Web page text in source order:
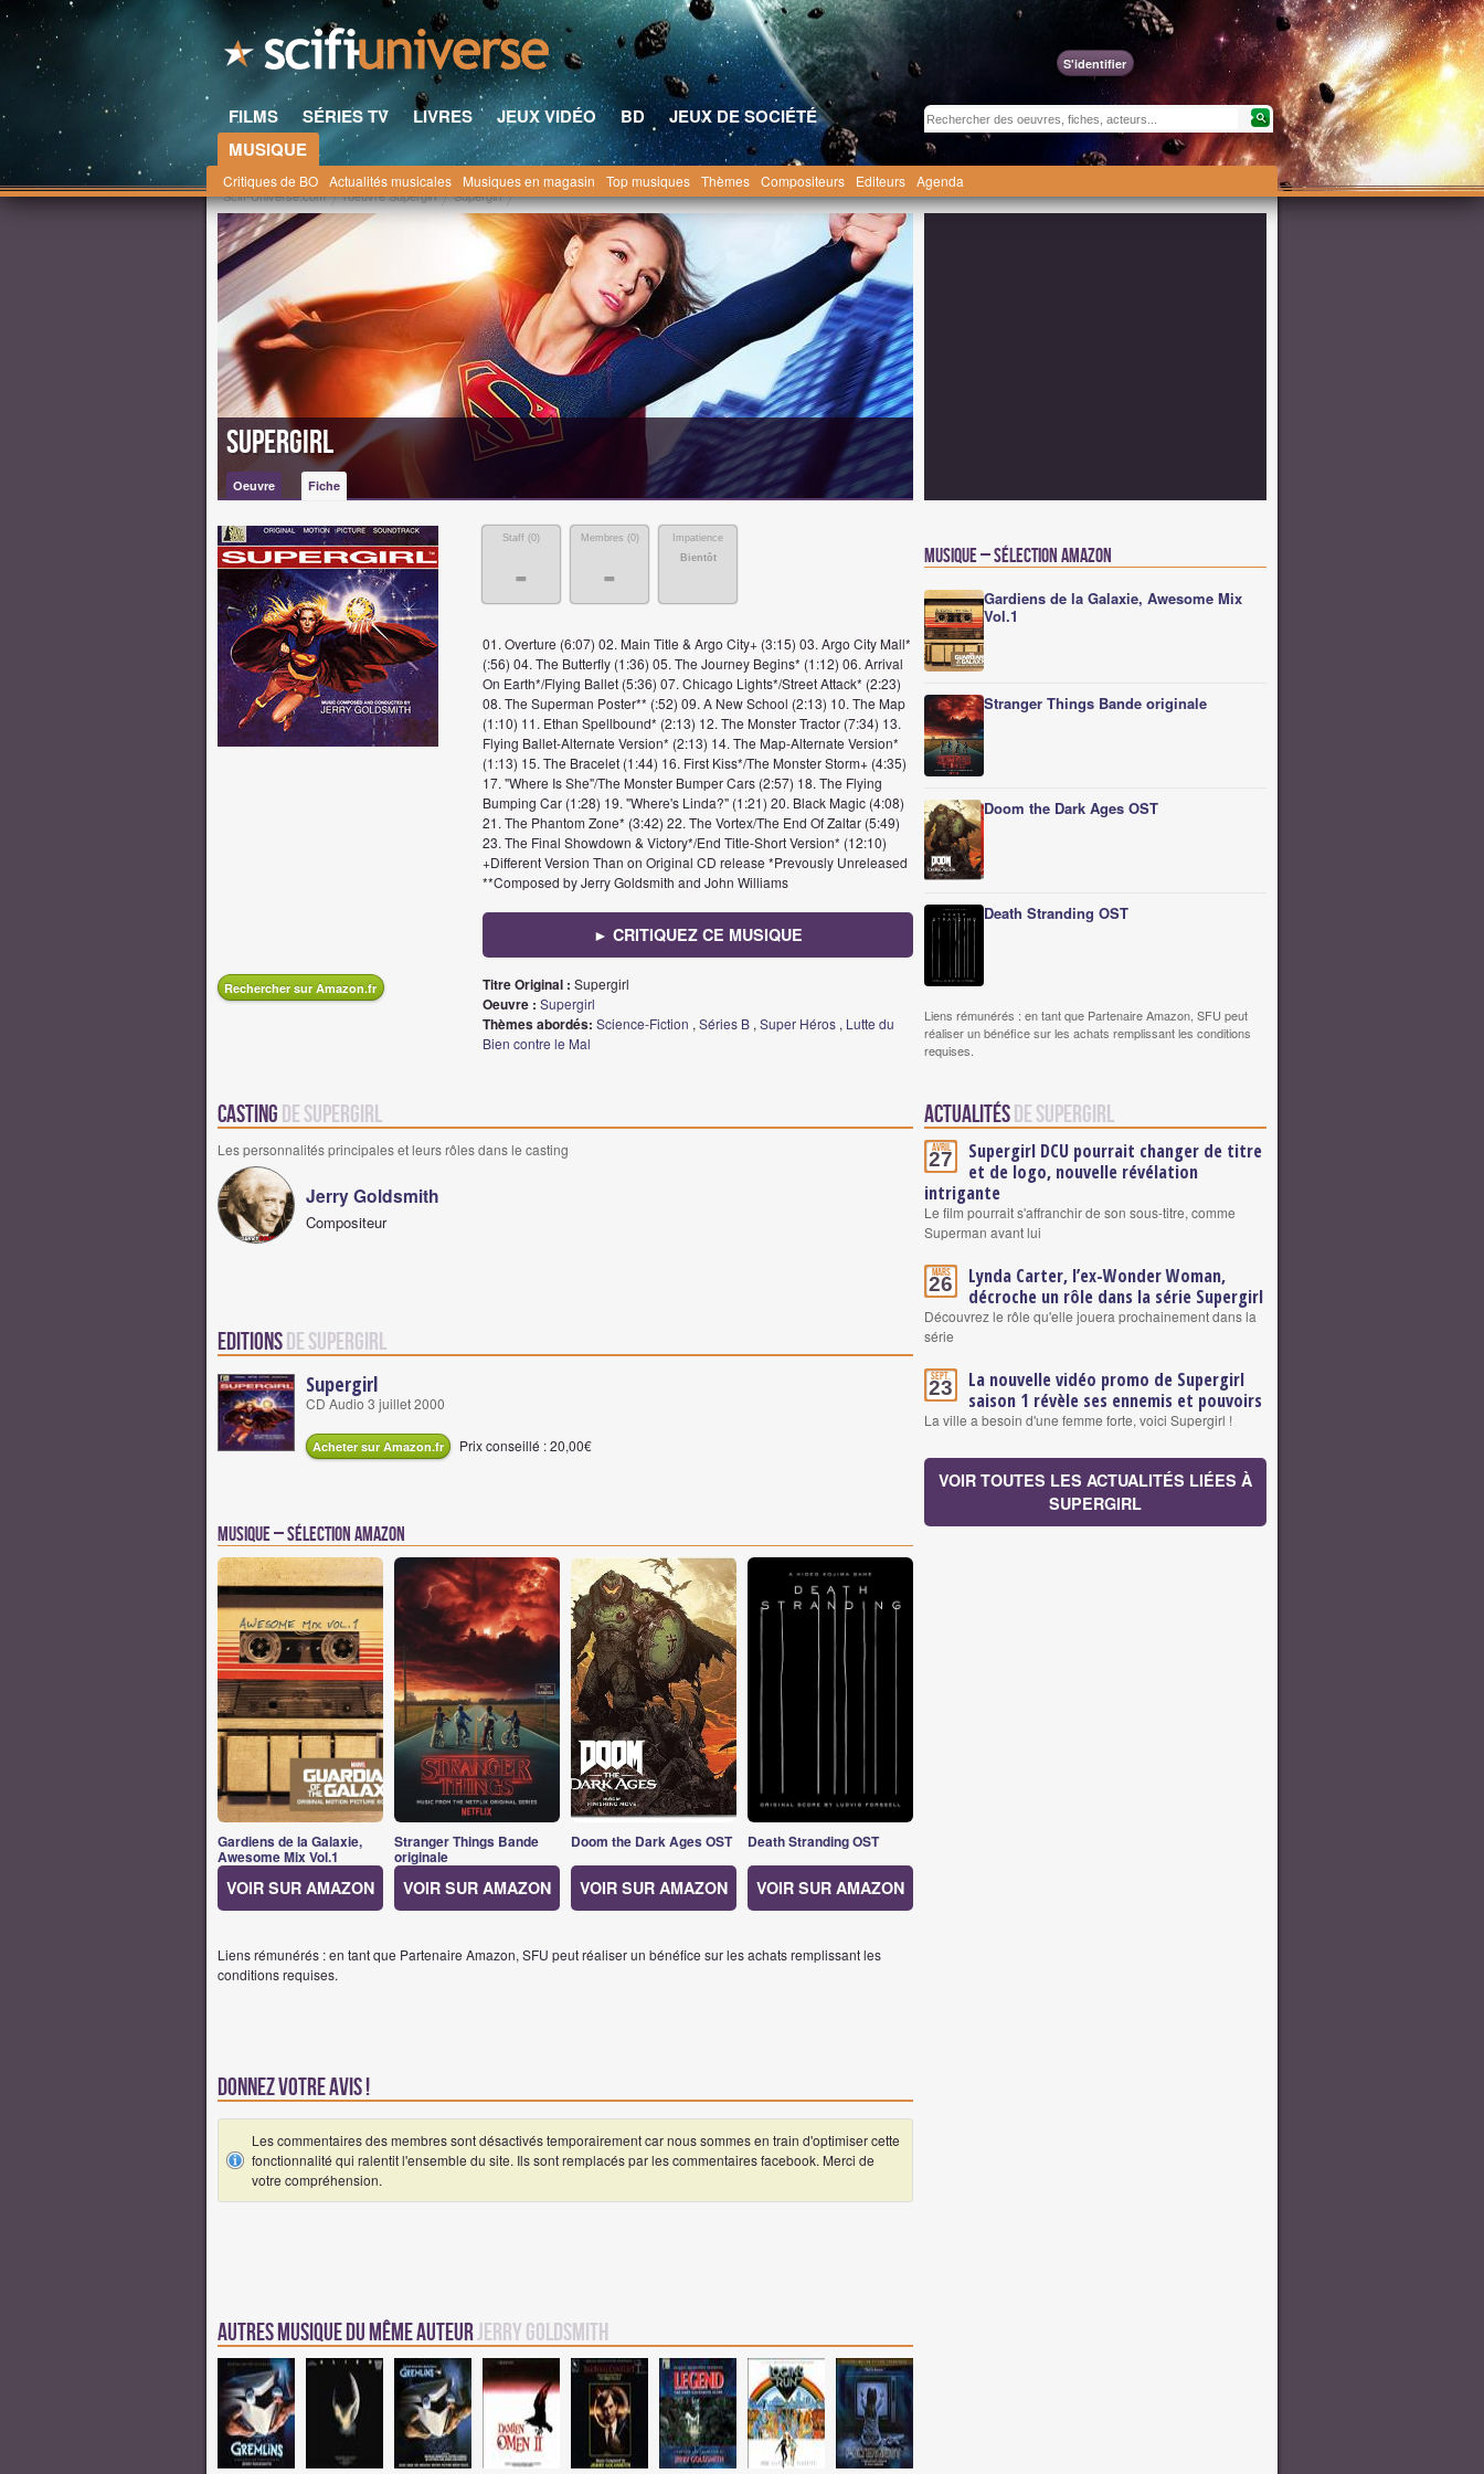
S'identifier
FILMS SÉRIES TV LIVRES JEUX VIDÉO BD
JEUX DE SOCIÉTÉ
MUSIQUE
Critiques de BO Actualités musicales Musiques en magasin Top musiques Thèmes Compositeurs Editeurs Agenda
Scifi-Universe.com l'oeuvre Supergirl Supergirl
Supergirl
Oeuvre Fiche
Staff (0)
-
Membres (0)
-
Impatience
Bientôt
01. Overture (6:07) 02. Main Title & Argo City+ (3:15) 03. Argo City Mall*
(:56) 04. The Butterfly (1:36) 05. The Journey Begins* (1:12) 06. Arrival
On Earth*/Flying Ballet (5:36) 07. Chicago Lights*/Street Attack* (2:23)
08. The Superman Poster** (:52) 09. A New School (2:13) 10. The Map
(1:10) 11. Ethan Spellbound* (2:13) 12. The Monster Tractor (7:34) 13.
Flying Ballet-Alternate Version* (2:13) 14. The Map-Alternate Version*
(1:13) 15. The Bracelet (1:44) 16. First Kiss*/The Monster Storm+ (4:35)
17. "Where Is She"/The Monster Bumper Cars (2:57) 18. The Flying
Bumping Car (1:28) 19. "Where's Linda?" (1:21) 20. Black Magic (4:08)
21. The Phantom Zone* (3:42) 22. The Vortex/The End Of Zaltar (5:49)
23. The Final Showdown & Victory*/End Title-Short Version* (12:10)
+Different Version Than on Original CD release *Prevously Unreleased
**Composed by Jerry Goldsmith and John Williams
► CRITIQUEZ CE MUSIQUE
Rechercher sur Amazon.fr Titre Original : Supergirl
Oeuvre : Supergirl
Thèmes abordés: Science-Fiction , Séries B , Super Héros , Lutte du
Bien contre le Mal
Casting de Supergirl
Les personnalités principales et leurs rôles dans le casting
Jerry Goldsmith
Compositeur
Editionsde Supergirl
Supergirl
CD Audio 3 juillet 2000
Acheter sur Amazon.fr Prix conseillé : 20,00€
Musique – Sélection Amazon
Gardiens de la Galaxie,
Awesome Mix Vol.1
VOIR SUR AMAZON
Stranger Things Bande
originale
VOIR SUR AMAZON
Doom the Dark Ages OST
VOIR SUR AMAZON
Death Stranding OST
VOIR SUR AMAZON
Liens rémunérés : en tant que Partenaire Amazon, SFU peut réaliser un bénéfice sur les achats remplissant les
conditions requises.
Donnez votre avis !
Les commentaires des membres sont désactivés temporairement car nous sommes en train d'optimiser cette
fonctionnalité qui ralentit l'ensemble du site. Ils sont remplacés par les commentaires facebook. Merci de
votre compréhension.
Autres Musique du même auteurJerry Goldsmith
Musique – Sélection Amazon
Gardiens de la Galaxie, Awesome Mix
Vol.1
Stranger Things Bande originale
Doom the Dark Ages OST
Death Stranding OST
Liens rémunérés : en tant que Partenaire Amazon, SFU peut
réaliser un bénéfice sur les achats remplissant les conditions
requises.
Actualitésde Supergirl
Avril
27
Supergirl DCU pourrait changer de titre
et de logo, nouvelle révélation
intrigante
Le film pourrait s'affranchir de son sous-titre, comme
Superman avant lui
Mars
26
Lynda Carter, l’ex-Wonder Woman,
décroche un rôle dans la série Supergirl
Découvrez le rôle qu'elle jouera prochainement dans la
série
Sept.
23
La nouvelle vidéo promo de Supergirl
saison 1 révèle ses ennemis et pouvoirs
La ville a besoin d'une femme forte, voici Supergirl !
VOIR TOUTES LES ACTUALITÉS LIÉES À
SUPERGIRL